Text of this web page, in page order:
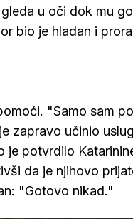
u oči dok mu
bio je hladan i
"Samo sam
zapravo učinio
potvrdilo
da je njihovo
"Gotovo nikad."